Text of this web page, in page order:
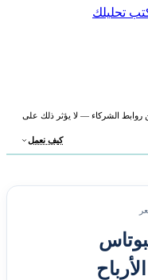
تحليلك
الشركاء — لا يؤثر ذلك على
كيف نعمل